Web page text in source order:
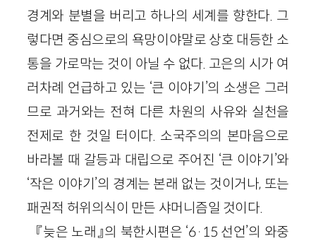
경계와 분별을 버리고 하나의 세계를 향한다. 그
렇다면 중심으로의 욕망이야말로 상호 대등한 소
통을 가로막는 것이 아닐 수 없다. 고은의 시가 여
러차례 언급하고 있는 ‘큰 이야기’의 소생은 그러
므로 과거와는 전혀 다른 차원의 사유와 실천을
전제로 한 것일 터이다. 소국주의의 본마음으로
바라볼 때 갈등과 대립으로 주어진 ‘큰 이야기’와
‘작은 이야기’의 경계는 본래 없는 것이거나, 또는
패권적 허위의식이 만든 샤머니즘일 것이다.
『늦은 노래』의 북한시편은 ‘6·15 선언’의 와중